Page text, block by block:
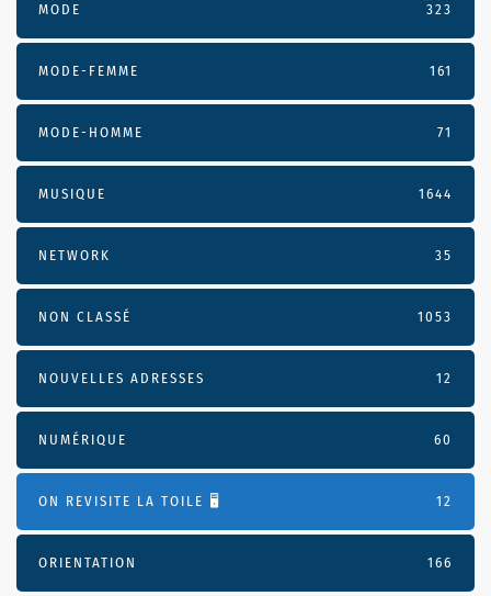
MODE 323
MODE-FEMME 161
MODE-HOMME 71
MUSIQUE 1644
NETWORK 35
NON CLASSÉ 1053
NOUVELLES ADRESSES 12
NUMÉRIQUE 60
ON REVISITE LA TOILE 🖥️ 12
ORIENTATION 166